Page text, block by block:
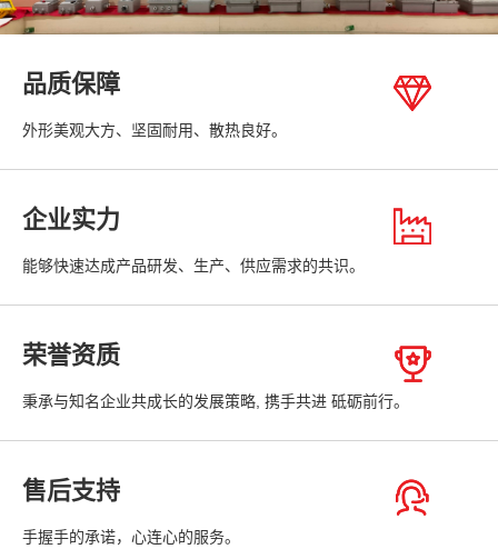
品质保障
外形美观大方、坚固耐用、散热良好。
企业实力
能够快速达成产品研发、生产、供应需求的共识。
荣誉资质
秉承与知名企业共成长的发展策略, 携手共进 砥砺前行。
售后支持
手握手的承诺，心连心的服务。